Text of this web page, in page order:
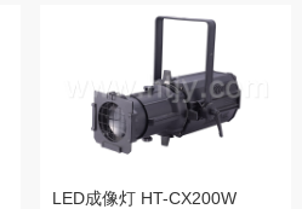
LED成像灯 HT-CX200W